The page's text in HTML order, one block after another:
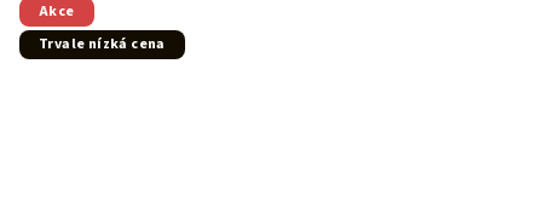
Akce
Trvale nízká cena